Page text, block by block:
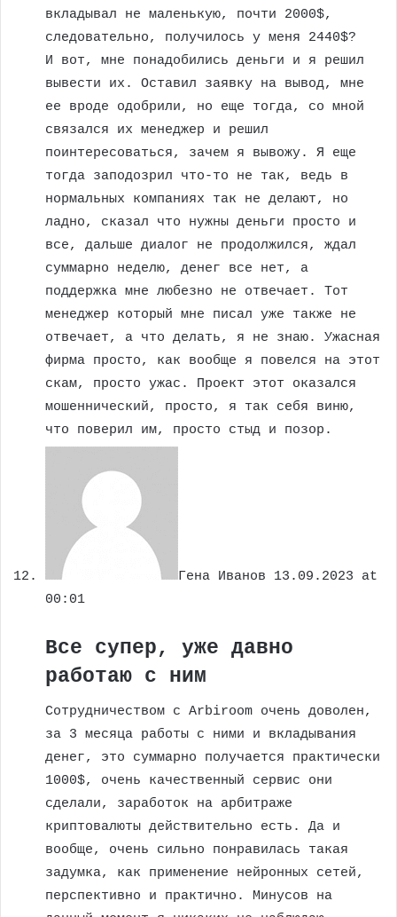
вкладывал не маленькую, почти 2000$,
следовательно, получилось у меня 2440$?
И вот, мне понадобились деньги и я решил
вывести их. Оставил заявку на вывод, мне
ее вроде одобрили, но еще тогда, со мной
связался их менеджер и решил
поинтересоваться, зачем я вывожу. Я еще
тогда заподозрил что-то не так, ведь в
нормальных компаниях так не делают, но
ладно, сказал что нужны деньги просто и
все, дальше диалог не продолжился, ждал
суммарно неделю, денег все нет, а
поддержка мне любезно не отвечает. Тот
менеджер который мне писал уже также не
отвечает, а что делать, я не знаю. Ужасная
фирма просто, как вообще я повелся на этот
скам, просто ужас. Проект этот оказался
мошеннический, просто, я так себя виню,
что поверил им, просто стыд и позор.
Гена Иванов 13.09.2023 at
00:01
Все супер, уже давно
работаю с ним
Сотрудничеством с Arbiroom очень доволен,
за 3 месяца работы с ними и вкладывания
денег, это суммарно получается практически
1000$, очень качественный сервис они
сделали, заработок на арбитраже
криптовалюты действительно есть. Да и
вообще, очень сильно понравилась такая
задумка, как применение нейронных сетей,
перспективно и практично. Минусов на